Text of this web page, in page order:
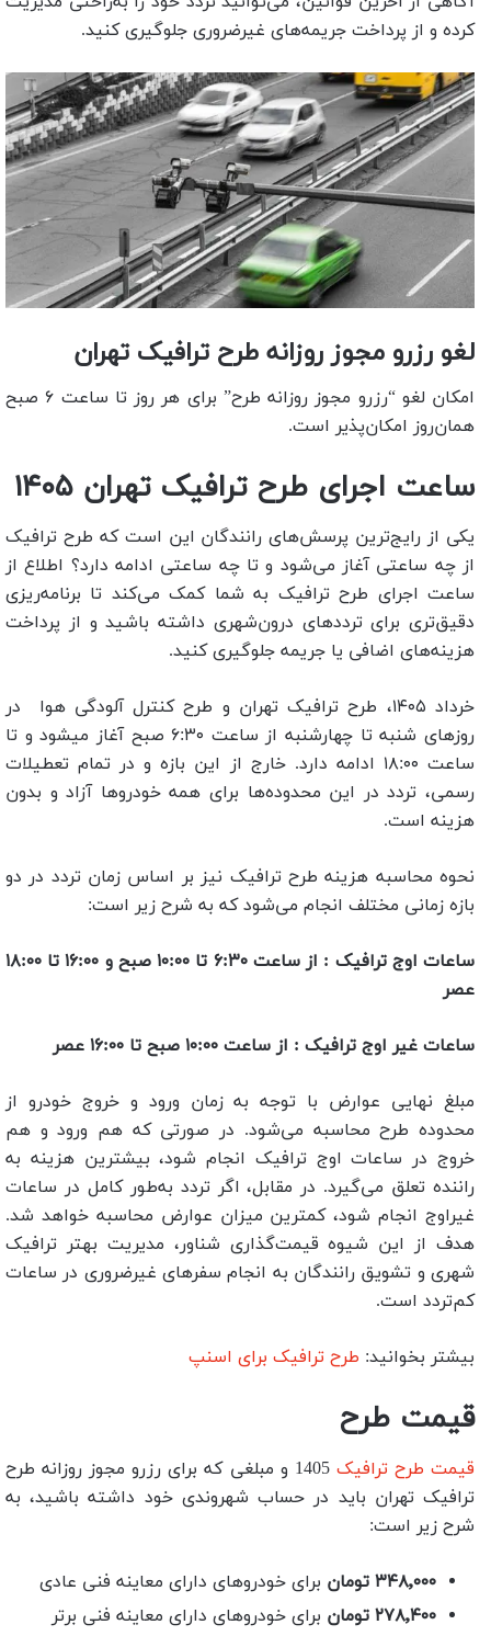
کرده و از پرداخت جریمه‌های غیرضروری جلوگیری کنید.
لغو رزرو مجوز روزانه طرح ترافیک تهران
امکان لغو “رزرو مجوز روزانه طرح” برای هر روز تا ساعت ۶ صبح
همان‌روز امکان‌پذیر است.
ساعت اجرای طرح ترافیک تهران ۱۴۰۵
یکی از رایج‌ترین پرسش‌های رانندگان این است که طرح ترافیک
از چه ساعتی آغاز می‌شود و تا چه ساعتی ادامه دارد؟ اطلاع از
ساعت اجرای طرح ترافیک به شما کمک می‌کند تا برنامه‌ریزی
دقیق‌تری برای ترددهای درون‌شهری داشته باشید و از پرداخت
هزینه‌های اضافی یا جریمه جلوگیری کنید.
خرداد ۱۴۰۵، طرح ترافیک تهران و طرح کنترل آلودگی هوا در
روزهای شنبه تا چهارشنبه از ساعت ۶:۳۰ صبح آغاز میشود و تا
ساعت ۱۸:۰۰ ادامه دارد. خارج از این بازه و در تمام تعطیلات
رسمی، تردد در این محدوده‌ها برای همه خودروها آزاد و بدون
هزینه است.
نحوه محاسبه هزینه طرح ترافیک نیز بر اساس زمان تردد در دو
بازه زمانی مختلف انجام می‌شود که به شرح زیر است:
ساعات اوج ترافیک : از ساعت ۶:۳۰ تا ۱۰:۰۰ صبح و ۱۶:۰۰ تا ۱۸:۰۰
عصر
ساعات غیر اوج ترافیک : از ساعت ۱۰:۰۰ صبح تا ۱۶:۰۰ عصر
مبلغ نهایی عوارض با توجه به زمان ورود و خروج خودرو از
محدوده طرح محاسبه می‌شود. در صورتی که هم ورود و هم
خروج در ساعات اوج ترافیک انجام شود، بیشترین هزینه به
راننده تعلق می‌گیرد. در مقابل، اگر تردد به‌طور کامل در ساعات
غیراوج انجام شود، کمترین میزان عوارض محاسبه خواهد شد.
هدف از این شیوه قیمت‌گذاری شناور، مدیریت بهتر ترافیک
شهری و تشویق رانندگان به انجام سفرهای غیرضروری در ساعات
کم‌تردد است.
بیشتر بخوانید: طرح ترافیک برای اسنپ
قیمت طرح
قیمت طرح ترافیک
1405 و مبلغی که برای رزرو مجوز روزانه طرح
ترافیک تهران باید در حساب شهروندی خود داشته باشید، به
شرح زیر است:
۳۴۸٬۰۰۰ تومان
برای خودروهای دارای معاینه فنی عادی
۲۷۸٬۴۰۰ تومان
برای خودروهای دارای معاینه فنی برتر